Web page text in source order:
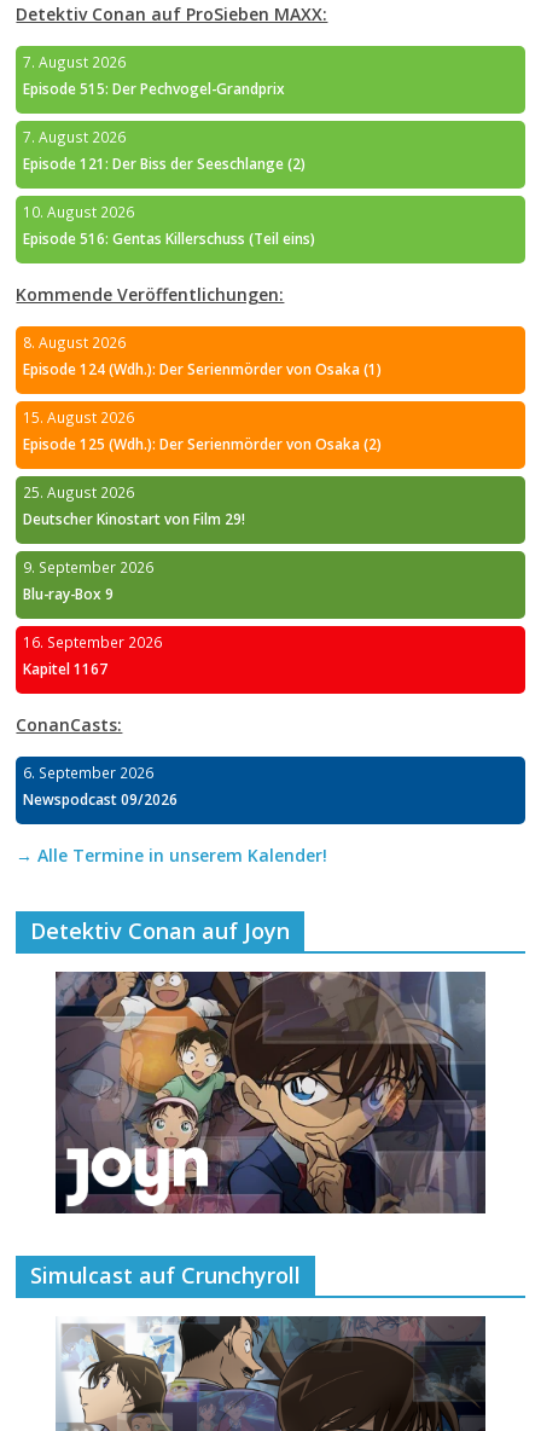
Detektiv Conan auf ProSieben MAXX:
7. August 2026
Episode 515: Der Pechvogel-Grandprix
7. August 2026
Episode 121: Der Biss der Seeschlange (2)
10. August 2026
Episode 516: Gentas Killerschuss (Teil eins)
Kommende Veröffentlichungen:
8. August 2026
Episode 124 (Wdh.): Der Serienmörder von Osaka (1)
15. August 2026
Episode 125 (Wdh.): Der Serienmörder von Osaka (2)
25. August 2026
Deutscher Kinostart von Film 29!
9. September 2026
Blu-ray-Box 9
16. September 2026
Kapitel 1167
ConanCasts:
6. September 2026
Newspodcast 09/2026
→ Alle Termine in unserem Kalender!
Detektiv Conan auf Joyn
Simulcast auf Crunchyroll